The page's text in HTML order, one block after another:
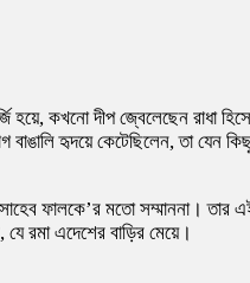
হয়ে, কখনো দীপ জ্বেলেছেন রাধা
হৃদয়ে কেটেছিলেন, তা যেন
ফালকে’র মতো সম্মাননা। তার
রমা এদেশের বাড়ির মেয়ে।